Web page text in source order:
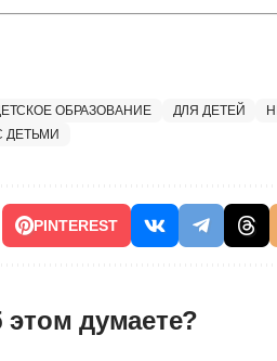
ОБРАЗОВАНИЕ ДЛЯ ДЕТЕЙ
ДЕТЬМИ
PINTEREST
думаете?